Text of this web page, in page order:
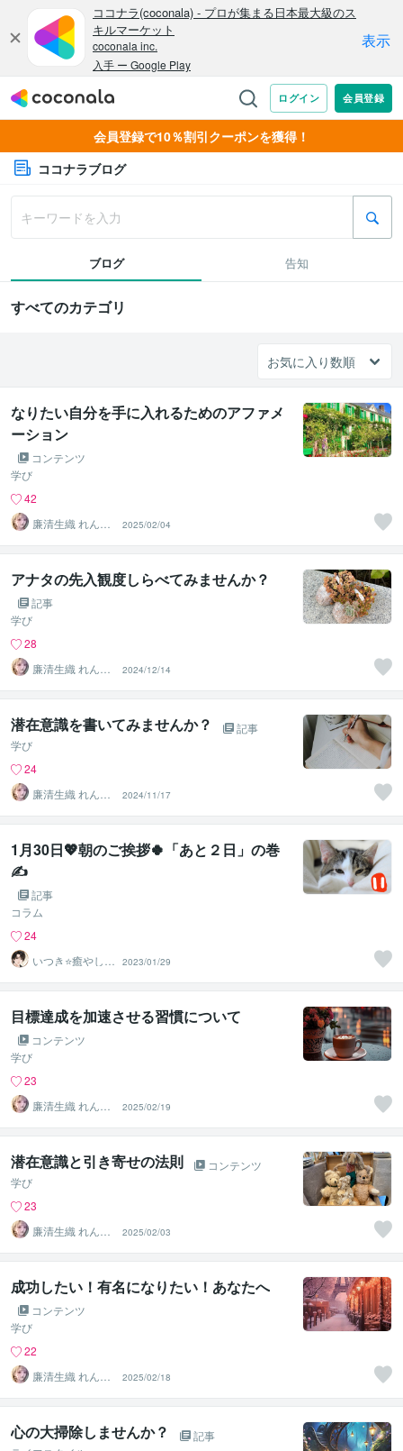
会員登録で10％割引クーポンを獲得！
ココナラブログ
ブログ 告知
すべてのカテゴリ
なりたい自分を手に入れるためのアファメ
ーション
コンテンツ
学び
42
廉清生織 れんせ
い さき
2025/02/04
アナタの先入観度しらべてみませんか？
記事
学び
28
廉清生織 れんせ
い さき
2024/12/14
潜在意識を書いてみませんか？
記事
学び
24
廉清生織 れんせ
い さき
2024/11/17
1月30日💖朝のご挨拶🍀「あと２日」の巻
✍️
記事
コラム
24
いつき⭐️癒やし声
のお話相手
2023/01/29
目標達成を加速させる習慣について
コンテンツ
学び
23
廉清生織 れんせ
い さき
2025/02/19
潜在意識と引き寄せの法則
コンテンツ
学び
23
廉清生織 れんせ
い さき
2025/02/03
成功したい！有名になりたい！あなたへ
コンテンツ
学び
22
廉清生織 れんせ
い さき
2025/02/18
心の大掃除しませんか？
記事